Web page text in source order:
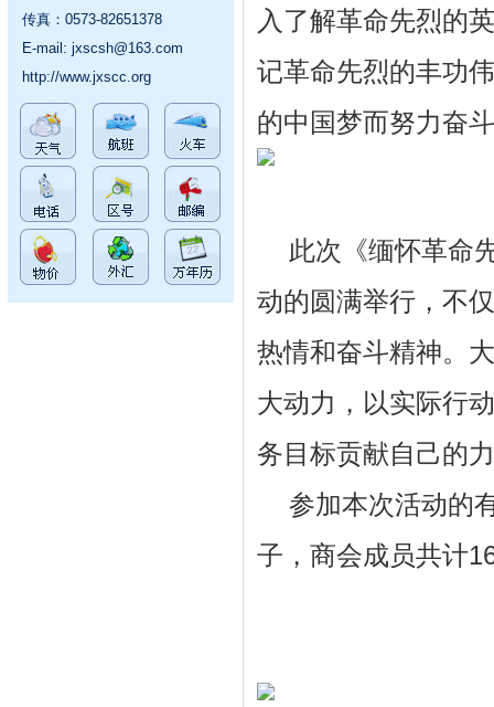
传真：0573-82651378
E-mail: jxscsh@163.com
http://www.jxscc.org
入了解革命先烈的
记革命先烈的丰功
的中国梦而努力奋
此次《缅怀革命
动的圆满举行，不
热情和奋斗精神。
大动力，以实际行
务目标贡献自己的
参加本次活动的
子，商会成员共计